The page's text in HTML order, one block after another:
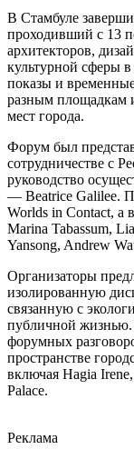
В Стамбуле
проходивший с 13
архитекторов,
культурной сферы
показы и
разным площадкам
мест города.
Форум был
сотрудничестве с
руководство
— Beatrice Galilee.
Worlds in Contact, а
Marina Tabassum,
Yansong, Andrew
Организаторы
изолированную
связанную с
публичной жизнью.
форумных
пространстве
включая Hagia
Palace.
Реклама